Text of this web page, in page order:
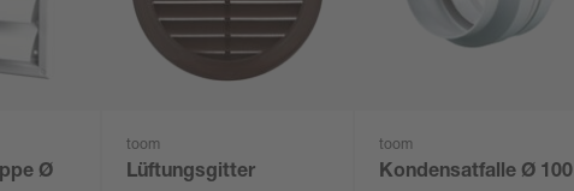
Ø
toom
Lüftungsgitter
toom
Kondensatfalle Ø 100